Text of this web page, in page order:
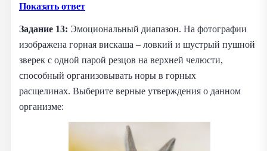
Показать ответ
Задание 13: Эмоциональный диапазон. На фотографии
изображена горная вискаша – ловкий и шустрый пушной
зверек с одной парой резцов на верхней челюсти,
способный организовывать норы в горных
расщелинах. Выберите верные утверждения о данном
организме: